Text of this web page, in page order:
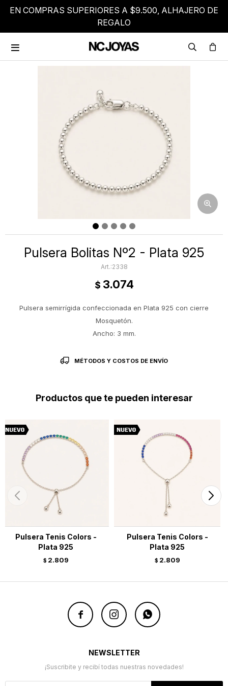
EN COMPRAS SUPERIORES A $9.500, ALHAJERO DE
REGALO

Pulsera Bolitas Nº2 - Plata 925
2338
$ 3.074
Pulsera semirrígida confeccionada en Plata 925 con cierre
Mosquetón.
Ancho: 3 mm.
MÉTODOS Y COSTOS DE ENVÍO
Productos que te pueden interesar
Pulsera Tenis Colors -
Plata 925
$ 2.809
Pulsera Tenis Colors -
Plata 925
$ 2.809
  
NEWSLETTER
¡Suscribite y recibí todas nuestras novedades!